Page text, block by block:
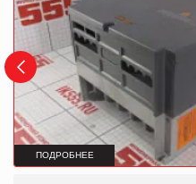
ПОДРОБНЕЕ